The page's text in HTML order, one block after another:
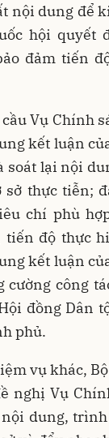
nội dung để
hội quyết
đảm tiến
Vụ Chính
kết luận
soát lại nội
sở thực tiễn;
chí phù
độ thực
kết luận
cường công
đồng Dân
phủ.
vụ khác,
nghị Vụ
dung,